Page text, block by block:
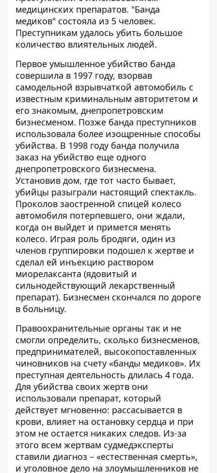
медицинских препаратов. "Банда
медиков" состояла из 5 человек.
Преступникам удалось убить большое
количество влиятельных людей.
Первое умышленное убийство банда
совершила в 1997 году, взорвав
самодельной взрывчаткой автомобиль с
известным криминальным авторитетом и
его знакомым, днепропетровским
бизнесменом. Позже банда преступников
использовала более изощренные способы
убийства. В 1998 году банда получила
заказ на убийство еще одного
днепропетровского бизнесмена.
Установив дом, где тот часто бывает,
убийцы разыграли настоящий спектакль.
Проколов заостренной спицей колесо
автомобиля потерпевшего, они ждали,
когда он выйдет и примется менять
колесо. Играя роль бродяги, один из
членов группировки подошел к жертве и
сделал ей инъекцию раствором
миорелаксанта (ядовитый и
сильнодействующий лекарственный
препарат). Бизнесмен скончался по дороге
в больницу.
Правоохранительные органы так и не
смогли определить, сколько бизнесменов,
предпринимателей, высокопоставленных
чиновников на счету «банды медиков». Их
преступная деятельность длилась 4 года.
Для убийства своих жертв они
использовали препарат, который
действует мгновенно: рассасывается в
крови, влияет на остановку сердца и при
этом не остается никаких следов. Из-за
этого всем жертвам судмедэксперты
ставили диагноз – «естественная смерть»,
и уголовное дело на злоумышленников не